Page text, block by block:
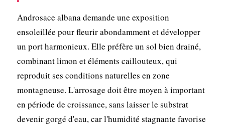
Androsace albana demande une exposition
ensoleillée pour fleurir abondamment et développer
un port harmonieux. Elle préfère un sol bien drainé,
combinant limon et éléments caillouteux, qui
reproduit ses conditions naturelles en zone
montagneuse. L'arrosage doit être moyen à important
en période de croissance, sans laisser le substrat
devenir gorgé d'eau, car l'humidité stagnante favorise